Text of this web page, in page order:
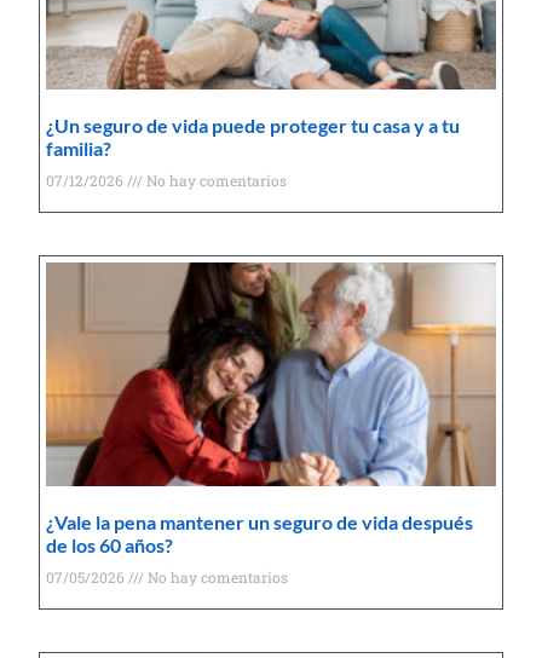
¿Un seguro de vida puede proteger tu casa y a tu
familia?
07/12/2026 No hay comentarios
¿Vale la pena mantener un seguro de vida después
de los 60 años?
07/05/2026 No hay comentarios